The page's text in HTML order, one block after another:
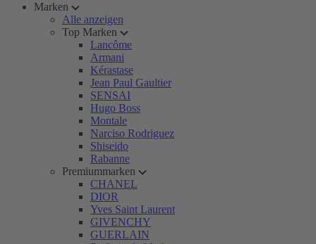
Marken
Alle anzeigen
Top Marken
Lancôme
Armani
Kérastase
Jean Paul Gaultier
SENSAI
Hugo Boss
Montale
Narciso Rodriguez
Shiseido
Rabanne
Premiummarken
CHANEL
DIOR
Yves Saint Laurent
GIVENCHY
GUERLAIN